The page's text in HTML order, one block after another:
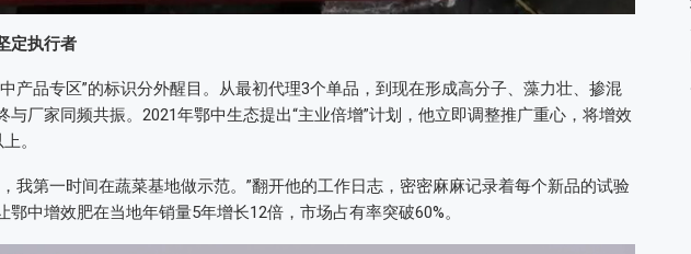
定执行者
产品专区”的标识分外醒目。从最初代理3个单品，到现在形成高分子、藻力壮、掺混
与厂家同频共振。2021年鄂中生态提出“主业倍增”计划，他立即调整推广重心，将增效
。
我第一时间在蔬菜基地做示范。”翻开他的工作日志，密密麻麻记录着每个新品的试验
中增效肥在当地年销量5年增长12倍，市场占有率突破60%。